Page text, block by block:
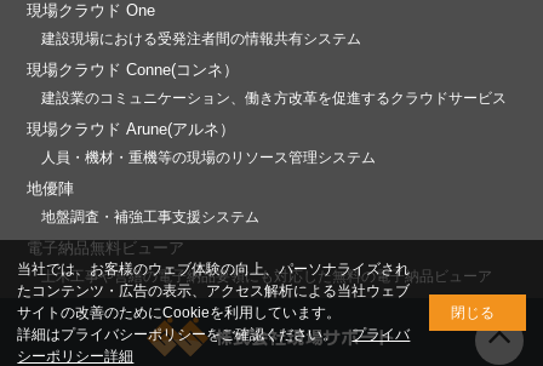
現場クラウド One
建設現場における受発注者間の情報共有システム
現場クラウド Conne(コンネ）
建設業のコミュニケーション、働き方改革を促進するクラウドサービス
現場クラウド Arune(アルネ）
人員・機材・重機等の現場のリソース管理システム
地優陣
地盤調査・補強工事支援システム
電子納品無料ビューア
土木工事や営繕の電子納品要領にも対応した無料の電子納品ビューア
当社では、お客様のウェブ体験の向上、パーソナライズされ
たコンテンツ・広告の表示、アクセス解析による当社ウェブ
サイトの改善のためにCookieを利用しています。
詳細はプライバシーポリシーをご確認ください。
プライバ
シーポリシー詳細
閉じる